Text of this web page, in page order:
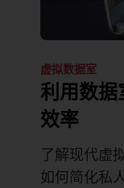
虚拟数据室
利用数据
效率
了解现代虚
如何简化私